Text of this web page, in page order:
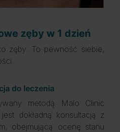
zęby w 1 dzień
zęby. To pewność siebie,
do leczenia
metodą Malo Clinic
dokładną konsultacją z
obejmującą ocenę stanu